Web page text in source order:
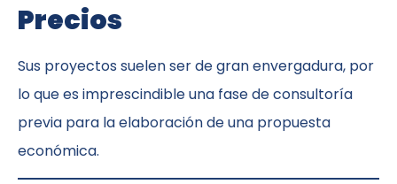
Precios
Sus proyectos suelen ser de gran envergadura, por
lo que es imprescindible una fase de consultoría
previa para la elaboración de una propuesta
económica.